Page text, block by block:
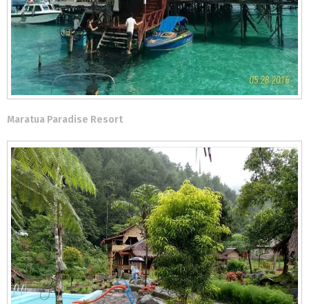
Maratua Paradise Resort